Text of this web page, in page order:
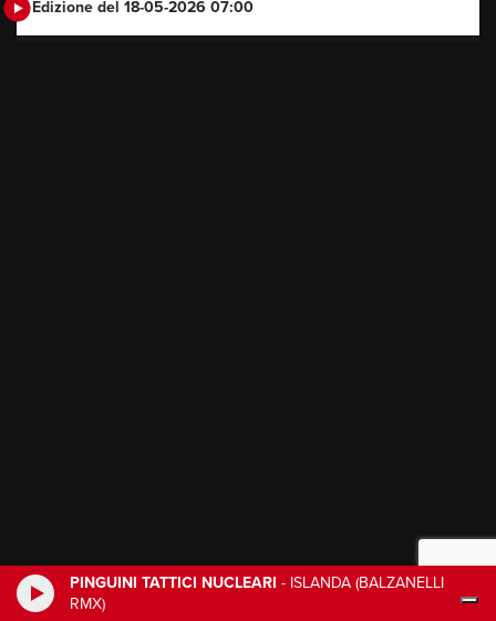
PINGUINI TATTICI NUCLEARI - ISLANDA (BALZANELLI
RMX)
Edizione del 18-05-2026 07:00